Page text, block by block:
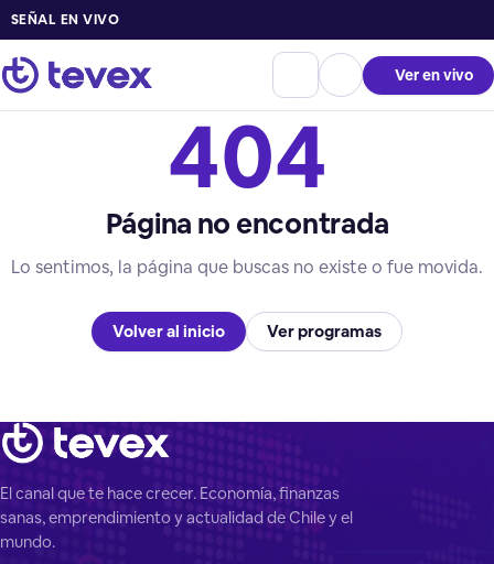
SEÑAL EN VIVO
Ver en vivo
404
Página no encontrada
Lo sentimos, la página que buscas no existe o fue movida.
Volver al inicio Ver programas
El canal que te hace crecer. Economía, finanzas
sanas, emprendimiento y actualidad de Chile y el
mundo.